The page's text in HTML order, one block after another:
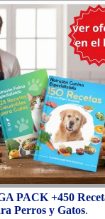
PACK +450
Perros y Gatos.